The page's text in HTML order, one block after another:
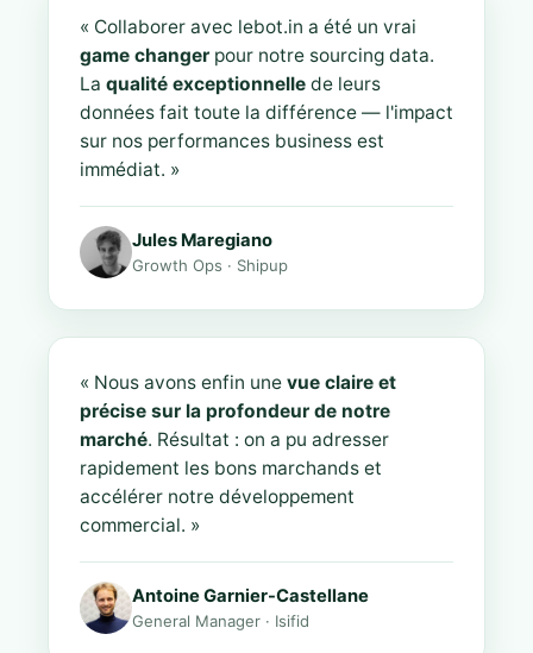
« Collaborer avec lebot.in a été un vrai
game changer pour notre sourcing data.
La qualité exceptionnelle de leurs
données fait toute la différence — l'impact
sur nos performances business est
immédiat. »
Jules Maregiano
Growth Ops · Shipup
« Nous avons enfin une vue claire et
précise sur la profondeur de notre
marché. Résultat : on a pu adresser
rapidement les bons marchands et
accélérer notre développement
commercial. »
Antoine Garnier-Castellane
General Manager · Isifid